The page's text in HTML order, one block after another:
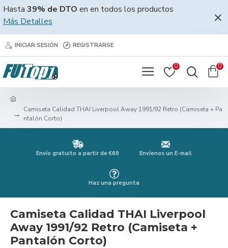
Hasta 39% de DTO en en todos los productos
Más Detalles
INICIAR SESIÓN REGISTRARSE
0 0
Camiseta Calidad THAI Liverpool Away 1991/92 Retro (Camiseta + Pa
ntalón Corto)
Envío gratuito a partir de €69 Envíenos un E-mail
Haz una pregunta
Camiseta Calidad THAI Liverpool
Away 1991/92 Retro (Camiseta +
Pantalón Corto)